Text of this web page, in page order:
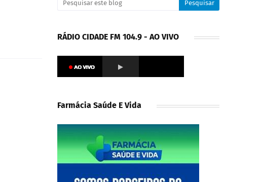
RÁDIO CIDADE FM 104.9 - AO VIVO
Farmácia Saúde E Vida